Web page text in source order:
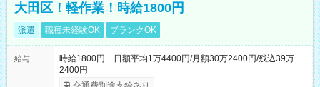
大田区！軽作業！時給1800円
派遣 職種未経験OK ブランクOK
給与
時給1800円 日額平均1万4400円/月額30万2400円/残込39万
2400円